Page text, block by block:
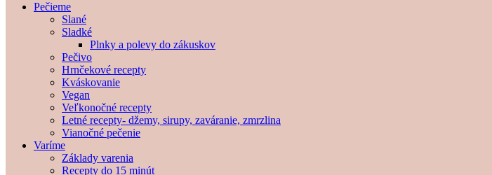
Pečieme
Slané
Sladké
Plnky a polevy do zákuskov
Pečivo
Hrnčekové recepty
Kváskovanie
Vegan
Veľkonočné recepty
Letné recepty- džemy, sirupy, zaváranie, zmrzlina
Vianočné pečenie
Varíme
Základy varenia
Recepty do 15 minút